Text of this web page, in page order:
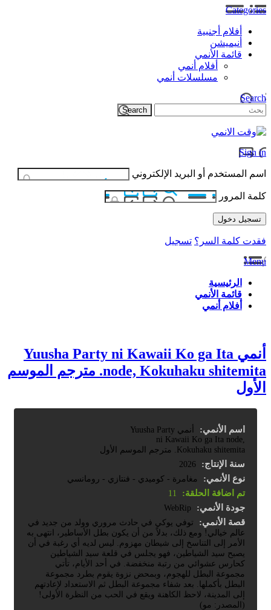
Categories
أفلام أجنبية
أنيميشن
قائمة الأنمي
أفلام أنمي
مسلسلات أنمي
Search
Sign in
اسم المستخدم أو البريد الإلكتروني
كلمة المرور
فقدت كلمة السر؟ تسجيل
Menu
الرئيسية
قائمة الأنمي
أفلام أنمي
أنمي Yuusha Party ni Kawaii Ko ga Ita
node, Kokuhaku shitemita. مترجم الموسم
الأول
اسم الأنمي:
أنمي Yuusha Party
ni Kawaii Ko ga Ita node,
Kokuhaku shitemita. مترجم الموسم الأول
سنة الإنتاج: 2026
نوع الأنمي: مغامرة - كوميدي - فنتازي - رومانسي
تم اضافة الحلقة: 11
جودة الأنمي: WebRip
قصة الأنمي:
توفي يوكي في حادث مروري وولد من جديد في
عالم خيالي! ومع ذلك، بدلاً من أن يكون بطل الأساطير، انتهى به
الأمر إلى التناسخ إلى شيطان مهزوم. ليس لديه أي رغبة في أن
يصبح سيد الشياطين، فهو يجلس في قلعة سيد الشياطين
كحارس عشوائي من رتبة منخفضة. في أحد الأيام، تأتي
مجموعة البطل للهجوم، وبمحض نزوة يقوم بطرد مجموعة
البطل بأكملها. بعد شفاء مجموعة البطل ثم الاستعداد لإعادتهم
إلى المدينة، لاحظ الكاهنة ويقع في الحب من النظرة الأولى!
(المصدر: مو)